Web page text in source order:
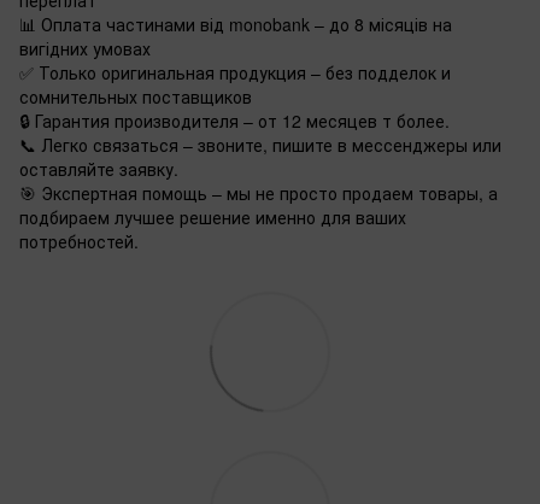
📊 Оплата частинами від monobank – до 8 місяців на
вигідних умовах
✅ Только оригинальная продукция – без подделок и
сомнительных поставщиков
🔒 Гарантия производителя – от 12 месяцев т более.
📞 Легко связаться – звоните, пишите в мессенджеры или
оставляйте заявку.
🎯 Экспертная помощь – мы не просто продаем товары, а
подбираем лучшее решение именно для ваших
потребностей.